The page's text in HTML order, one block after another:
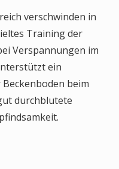
verschwinden in
Training der
Verspannungen im
ein
beim
durchblutete